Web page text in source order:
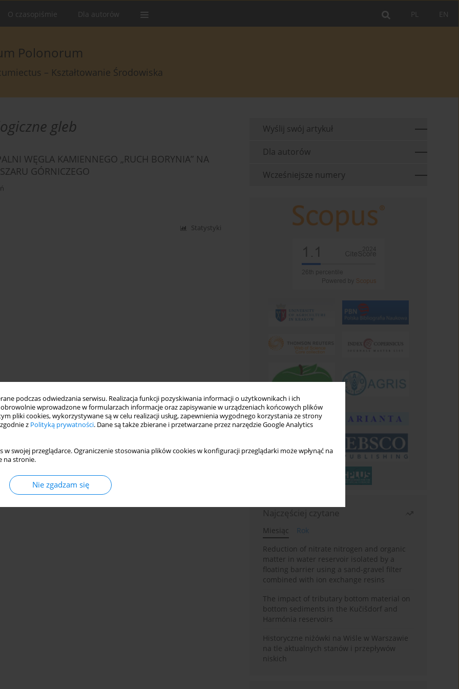
podczas odwiedzania serwisu. Realizacja funkcji pozyskiwania informacji o użytkownikach i ich
wprowadzone w formularzach informacje oraz zapisywanie w urządzeniach końcowych plików
pliki cookies, wykorzystywane są w celu realizacji usług, zapewnienia wygodnego korzystania ze strony
z Polityką prywatności. Dane są także zbierane i przetwarzane przez narzędzie Google Analytics
w swojej przeglądarce. Ograniczenie stosowania plików cookies w konfiguracji przeglądarki może wpłynąć na
na stronie.
Nie zgadzam się
EN
PL
O czasopiśmie Dla autorów
Polonorum
– Kształtowanie Środowiska
gleb
WĘGLA KAMIENNEGO „RUCH BORYNIA” NA
GÓRNICZEGO
Statystyki
Wyślij swój artykuł
Dla autorów
Wcześniejsze numery
Najczęściej czytane
Miesiąc
Rok
Reduction of nitrate nitrogen and organic
matter in water reservoir isolated by a
floating barrier using a sand-gravel filter
combined with ion exchange resins
The impact of tributary bottom material on
bottom sediments in the Kučišdorf and
Harmónia reservoirs
Historyczne niżówki na Wiśle w Warszawie
na tle aktualnych stanów i przepływów
niskich